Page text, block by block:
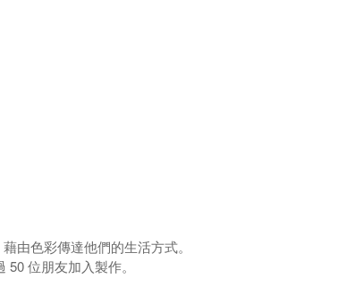
由色彩傳達他們的生活方式。
位朋友加入製作。